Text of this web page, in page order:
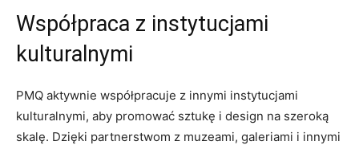
Współpraca z instytucjami
kulturalnymi
PMQ⁢ aktywnie ⁣współpracuje z innymi instytucjami
kulturalnymi, aby promować sztukę i design ⁣na szeroką
skalę. ⁤Dzięki partnerstwom z muzeami, galeriami‌ i innymi